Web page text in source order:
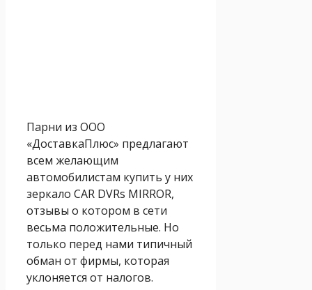
Парни из ООО
«ДоставкаПлюс» предлагают
всем желающим
автомобилистам купить у них
зеркало CAR DVRs MIRROR,
отзывы о котором в сети
весьма положительные. Но
только перед нами типичный
обман от фирмы, которая
уклоняется от налогов.